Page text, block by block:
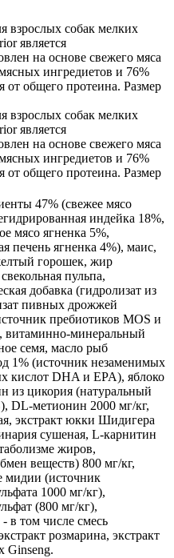
взрослых собак мелких
является
на основе свежего мяса
ингредиетов и 76%
от общего протеина. Размер
взрослых собак мелких
является
на основе свежего мяса
ингредиетов и 76%
от общего протеина. Размер
47% (свежее мясо
индейка 18%,
мясо ягненка 5%,
печень ягненка 4%), маис,
горошек, жир
пульпа,
добавка (гидролизат из
пивных дрожжей
пребиотиков MOS и
витаминно-минеральный
семя, масло рыб
1% (источник незаменимых
кислот DHA и EPA), яблоко
из цикория (натуральный
DL-метионин 2000 мг/кг,
экстракт юкки Шидигера
сушеная, L-карнитин
жиров,
веществ) 800 мг/кг,
мидии (источник
1000 мг/кг),
(800 мг/кг),
в том числе смесь
розмарина, экстракт
Ginseng.